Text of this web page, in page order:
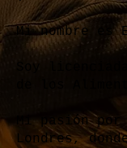
Mi nombre es
Soy
de los
Mi pasión
Londres,